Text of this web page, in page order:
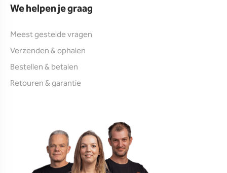
We helpen je graag
Meest gestelde vragen
Verzenden & ophalen
Bestellen & betalen
Retouren & garantie